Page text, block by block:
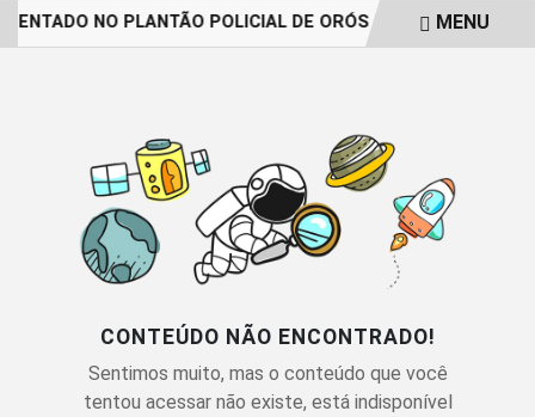
NO PLANTÃO POLICIAL DE ORÓS REGISTRAMENU
CONTEÚDO NÃO ENCONTRADO!
Sentimos muito, mas o conteúdo que você
tentou acessar não existe, está indisponível